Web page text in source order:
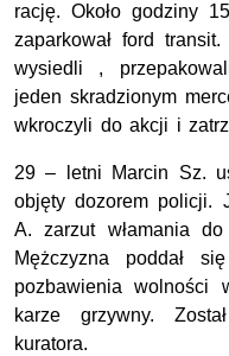
rację. Około godziny
zaparkował ford
wysiedli ,
jeden skradzionym
wkroczyli do akcji i
29 – letni Marcin Sz.
objęty dozorem policji.
A. zarzut włamania
Mężczyzna poddał
pozbawienia
karze grzywny.
kuratora.